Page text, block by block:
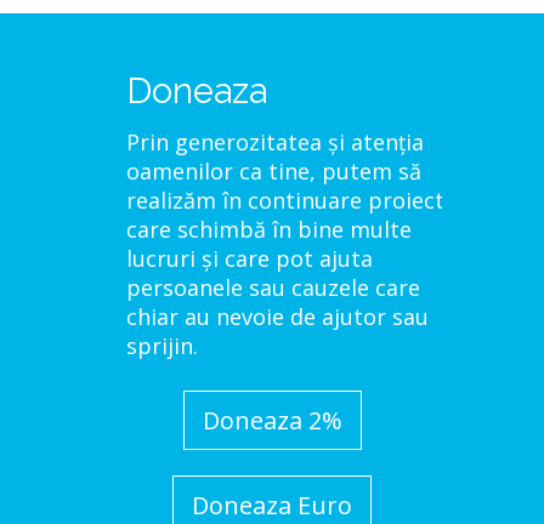
Doneaza
Prin generozitatea și atenția
oamenilor ca tine, putem să
realizăm în continuare proiecte
care schimbă în bine multe
lucruri și care pot ajuta
persoanele sau cauzele care
chiar au nevoie de ajutor sau
sprijin.
Doneaza 2%
Doneaza Euro